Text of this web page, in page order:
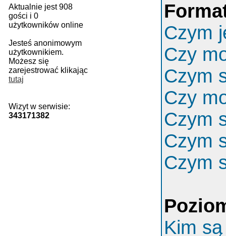
Aktualnie jest 908
gości i 0
użytkowników online
Jesteś anonimowym
użytkownikiem.
Możesz się
zarejestrować klikając
tutaj
Wizyt w serwisie:
343171382
Czym
Czy
Czym
Czy
Czym
Czym
Czym
Kim